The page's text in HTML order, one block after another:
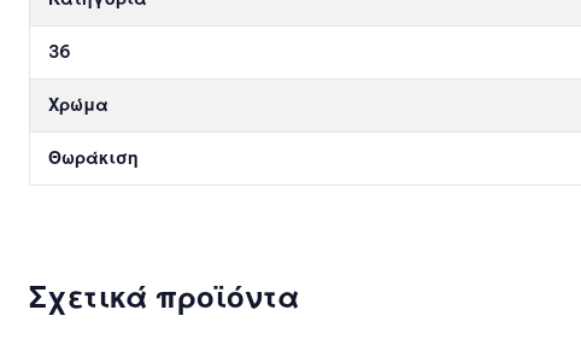
36
Χρώμα
Θωράκιση
Σχετικά προϊόντα